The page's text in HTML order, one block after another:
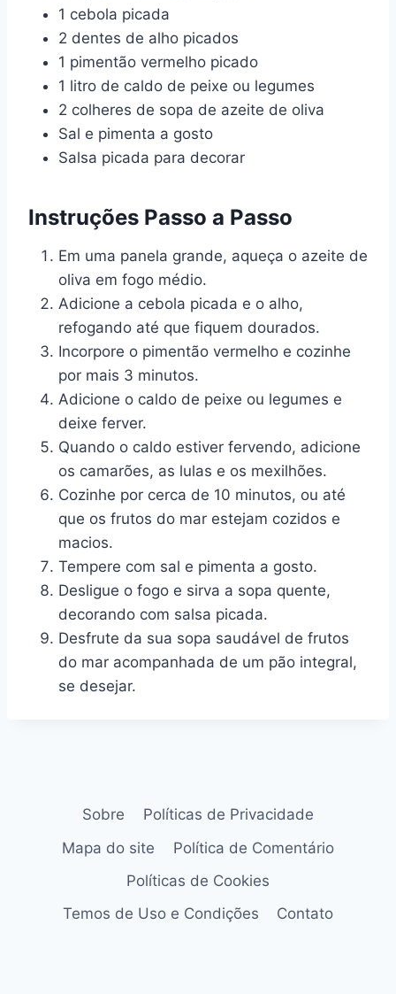
1 cebola picada
2 dentes de alho picados
1 pimentão vermelho picado
1 litro de caldo de peixe ou legumes
2 colheres de sopa de azeite de oliva
Sal e pimenta a gosto
Salsa picada para decorar
Instruções Passo a Passo
Em uma panela grande, aqueça o azeite de
oliva em fogo médio.
Adicione a cebola picada e o alho,
refogando até que fiquem dourados.
Incorpore o pimentão vermelho e cozinhe
por mais 3 minutos.
Adicione o caldo de peixe ou legumes e
deixe ferver.
Quando o caldo estiver fervendo, adicione
os camarões, as lulas e os mexilhões.
Cozinhe por cerca de 10 minutos, ou até
que os frutos do mar estejam cozidos e
macios.
Tempere com sal e pimenta a gosto.
Desligue o fogo e sirva a sopa quente,
decorando com salsa picada.
Desfrute da sua sopa saudável de frutos
do mar acompanhada de um pão integral,
se desejar.
Sobre
Políticas de Privacidade
Mapa do site
Política de Comentário
Políticas de Cookies
Temos de Uso e Condições
Contato